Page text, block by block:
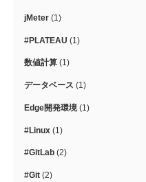
jMeter (1)
#PLATEAU (1)
数値計算 (1)
データベース (1)
Edge開発環境 (1)
#Linux (1)
#GitLab (2)
#Git (2)